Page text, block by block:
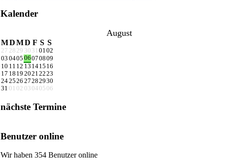
Kalender
August
MDMD F S S
27 28 29 30 31 0102
03 0405 06070809
10 11 12 13 1415 16
17 18 19 20212223
242526 27282930
31 01 02 03 04 05 06
nächste Termine
Benutzer online
Wir haben 354 Benutzer online